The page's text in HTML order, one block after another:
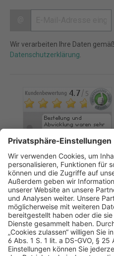
Wir verarbeiten Ihre Daten
Datenschutzerklärung